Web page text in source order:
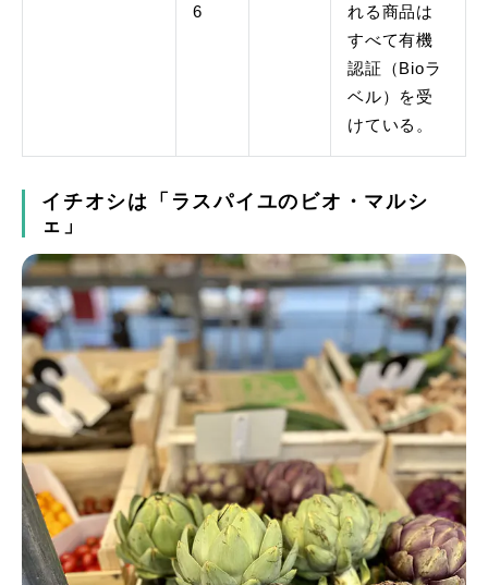
6
れる商品は
すべて有機
認証（Bioラ
ベル）を受
けている。
イチオシは「ラスパイユのビオ・マルシ
ェ」